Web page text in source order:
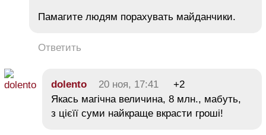
Памагите людям порахувать майданчики.
Ответить
dolento 20 ноя, 17:41
+2
Якась магічна величина, 8 млн., мабуть,
з цієїї суми найкраще вкрасти гроші!